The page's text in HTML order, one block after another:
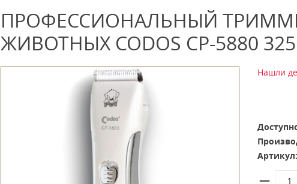
ПРОФЕССИОНАЛЬНЫЙ
ЖИВОТНЫХ CODOS CP-5880
Нашли
Артикул: